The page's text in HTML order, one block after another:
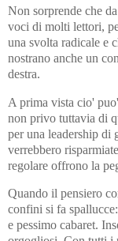
Non sorprende che
voci di molti lettori,
una svolta radicale e
nostrano anche un
destra.
A prima vista cio'
non privo tuttavia di
per una leadership di
verrebbero
regolare offrono la
Quando il pensiero
confini si fa
e pessimo cabaret.